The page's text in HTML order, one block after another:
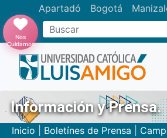
Apartadó Bogotá
Buscar
Nos
Cuidamos
Información y Prensa.
Inicio Boletínes de Prensa